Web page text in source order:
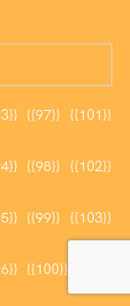
{{97}}
{{98}}
{{99}}
{{100}}
{{101}}
{{102}}
{{103}}